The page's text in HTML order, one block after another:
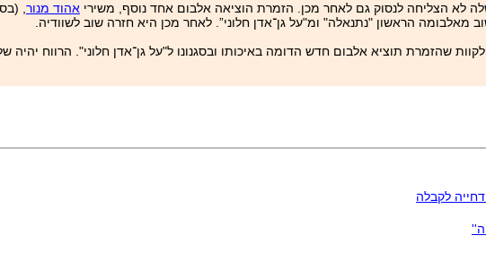
לא הצליחה לנסוק גם לאחר מכן. הזמרת הוציאה אלבום אחד נוסף, משירי אהוד מנור ,
הראשון "נתנאלה" ומ"על גן־אדן חלוני”. לאחר מכן היא חזרה שוב לשוודיה.
שהזמרת תוציא אלבום חדש הדומה באיכותו ובסגנונו ל"על גן־אדן חלוני". הרווח יהיה
לקבלה